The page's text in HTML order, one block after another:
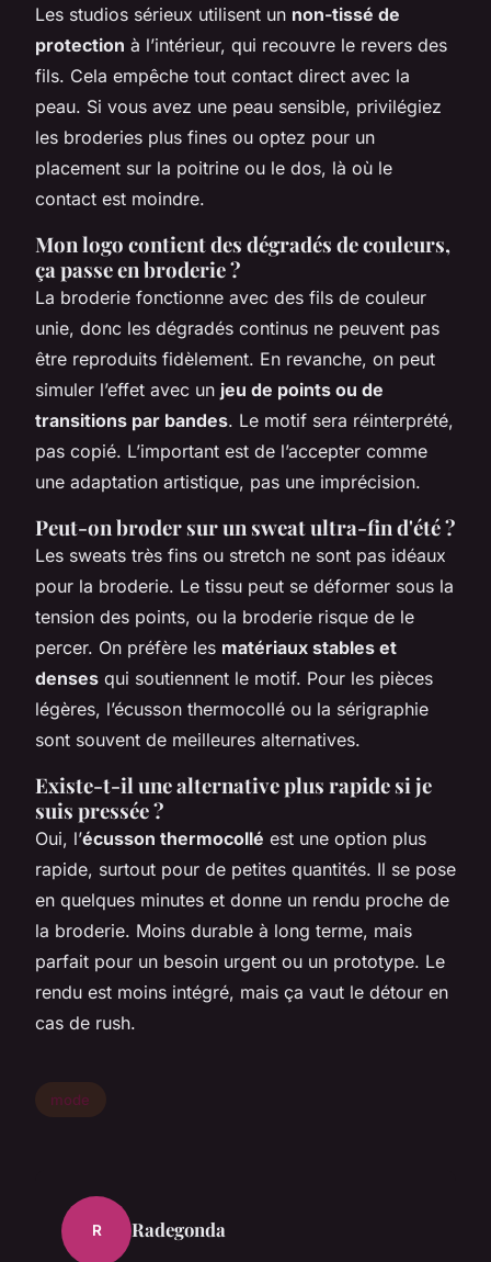
Les studios sérieux utilisent un non-tissé de
protection à l’intérieur, qui recouvre le revers des
fils. Cela empêche tout contact direct avec la
peau. Si vous avez une peau sensible, privilégiez
les broderies plus fines ou optez pour un
placement sur la poitrine ou le dos, là où le
contact est moindre.
Mon logo contient des dégradés de couleurs,
ça passe en broderie ?
La broderie fonctionne avec des fils de couleur
unie, donc les dégradés continus ne peuvent pas
être reproduits fidèlement. En revanche, on peut
simuler l’effet avec un jeu de points ou de
transitions par bandes. Le motif sera réinterprété,
pas copié. L’important est de l’accepter comme
une adaptation artistique, pas une imprécision.
Peut-on broder sur un sweat ultra-fin d'été ?
Les sweats très fins ou stretch ne sont pas idéaux
pour la broderie. Le tissu peut se déformer sous la
tension des points, ou la broderie risque de le
percer. On préfère les matériaux stables et
denses qui soutiennent le motif. Pour les pièces
légères, l’écusson thermocollé ou la sérigraphie
sont souvent de meilleures alternatives.
Existe-t-il une alternative plus rapide si je
suis pressée ?
Oui, l’écusson thermocollé est une option plus
rapide, surtout pour de petites quantités. Il se pose
en quelques minutes et donne un rendu proche de
la broderie. Moins durable à long terme, mais
parfait pour un besoin urgent ou un prototype. Le
rendu est moins intégré, mais ça vaut le détour en
cas de rush.
mode
R Radegonda